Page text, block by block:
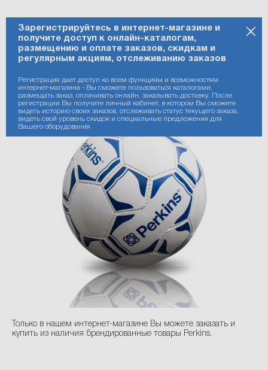
Зарегистрируйтесь в интернет-магазине и
получите доступ к онлайн-каталогам,
размещению и оплате заказов, скидкам и
регулярным акциям, отслеживанию заказов
Регистрация дает доступ ко всем функциям и возможностям
интернет-магазина - Вы сможете пользоваться каталогами,
размещать заказ, оплачивать онлайн, заказывать доставку. После
регистрации Вы получите личный кабинет, в котором Вы сможете
видеть историю своих заказов, отслеживать статус текущего заказа,
видеть свой уровень скидок и специальные предложения для
Вашего оборудования
Только в нашем интернет-магазине Вы можете заказать и
купить из наличия брендированные товары Perkins.